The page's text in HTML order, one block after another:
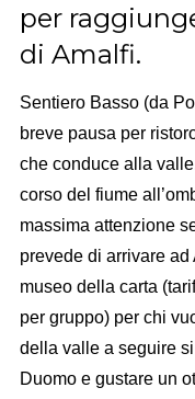
per
di Amalfi.
Sentiero Basso (da
breve pausa per
che conduce alla
corso del fiume
massima attenzione
prevede di arrivare
museo della carta
per gruppo) per chi
della valle a seguire
Duomo e gustare un